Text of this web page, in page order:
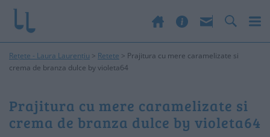
Rețete - Laura Laurențiu > Retete > Prajitura cu mere caramelizate si
crema de branza dulce by violeta64
Prajitura cu mere caramelizate si
crema de branza dulce by violeta64